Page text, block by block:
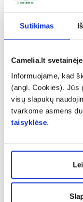
Sutikimas
Camelia.lt
Informuojame, kad
(angl. Cookies). Jūs
visų slapukų
tvarkome asmens
taisyklėse.
Vartojimas
Atsiliepimai